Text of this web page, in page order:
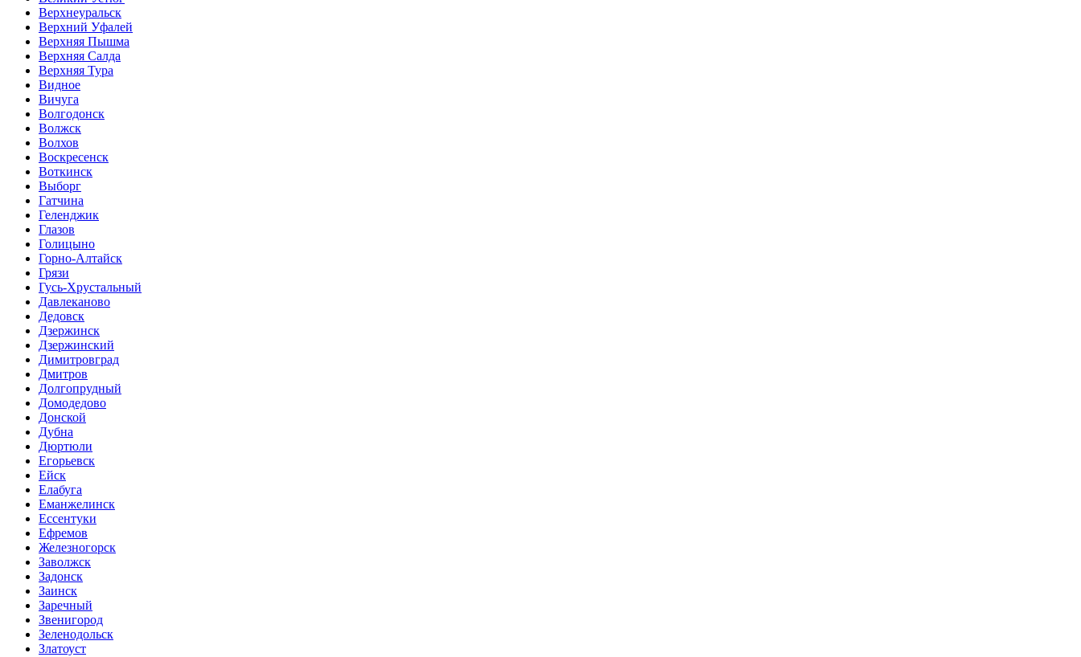
Верхнеуральск
Верхний Уфалей
Верхняя Пышма
Верхняя Салда
Верхняя Тура
Видное
Вичуга
Волгодонск
Волжск
Волхов
Воскресенск
Воткинск
Выборг
Гатчина
Геленджик
Глазов
Голицыно
Горно-Алтайск
Грязи
Гусь-Хрустальный
Давлеканово
Дедовск
Дзержинск
Дзержинский
Димитровград
Дмитров
Долгопрудный
Домодедово
Донской
Дубна
Дюртюли
Егорьевск
Ейск
Елабуга
Еманжелинск
Ессентуки
Ефремов
Железногорск
Заволжск
Задонск
Заинск
Заречный
Звенигород
Зеленодольск
Златоуст